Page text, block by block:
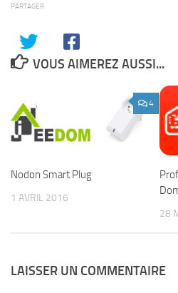
PARTAGER
VOUS AIMEREZ AUSSI...
4
Nodon Smart Plug
1 AVRIL 2016
28
LAISSER UN COMMENTAIRE